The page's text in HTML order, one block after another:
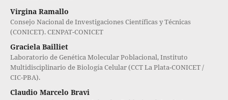
Virgina Ramallo
Consejo Nacional de Investigaciones Científicas y Técnicas
(CONICET). CENPAT-CONICET
Graciela Bailliet
Laboratorio de Genética Molecular Poblacional, Instituto
Multidisciplinario de Biología Celular (CCT La Plata-CONICET /
CIC-PBA).
Claudio Marcelo Bravi